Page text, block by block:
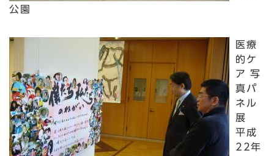
公園
医療
的ケ
ア 写
真パ
ネル
展
平成
22年